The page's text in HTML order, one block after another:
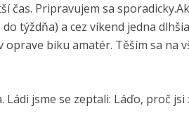
čas. Pripravujem sa
týždňa) a cez víkend jedna
biku amatér. Těším sa na
jsme se zeptali: Láďo, proč